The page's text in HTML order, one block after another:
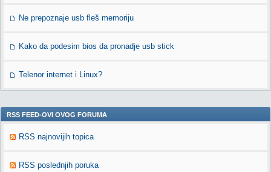
Ne prepoznaje usb fleš memoriju
Kako da podesim bios da pronadje usb stick
Telenor internet i Linux?
RSS FEED-OVI OVOG FORUMA
RSS najnovijih topica
RSS poslednjih poruka